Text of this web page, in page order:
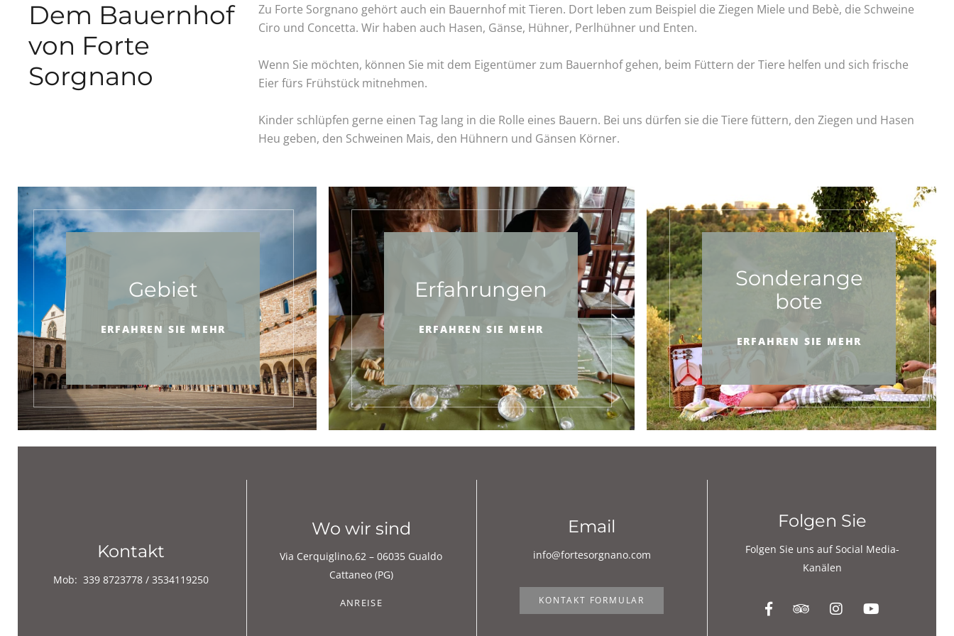
Dem Bauernhof
von Forte
Sorgnano
Zu Forte Sorgnano gehört auch ein Bauernhof mit Tieren. Dort leben zum Beispiel die Ziegen Miele und Bebè, die Schweine
Ciro und Concetta. Wir haben auch Hasen, Gänse, Hühner, Perlhühner und Enten.
Wenn Sie möchten, können Sie mit dem Eigentümer zum Bauernhof gehen, beim Füttern der Tiere helfen und sich frische
Eier fürs Frühstück mitnehmen.
Kinder schlüpfen gerne einen Tag lang in die Rolle eines Bauern. Bei uns dürfen sie die Tiere füttern, den Ziegen und Hasen
Heu geben, den Schweinen Mais, den Hühnern und Gänsen Körner.
Gebiet
ERFAHREN SIE MEHR
Erfahrungen
ERFAHREN SIE MEHR
Sonderange
bote
ERFAHREN SIE MEHR
Kontakt
Mob: 339 8723778 / 3534119250
Wo wir sind
Via Cerquiglino,62 – 06035 Gualdo
Cattaneo (PG)
ANREISE
Email
info@fortesorgnano.com
KONTAKT FORMULAR
Folgen Sie
Folgen Sie uns auf Social Media-
Kanälen